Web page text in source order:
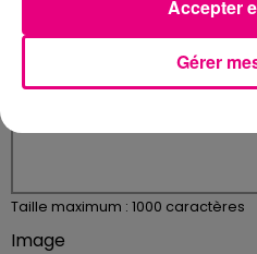
Description*
Taille maximum : 1000 caractères
Image
Gérer
Accepter